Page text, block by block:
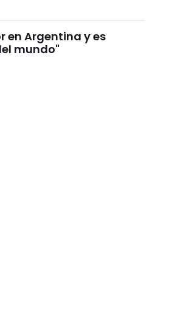
en Argentina y es
mundo"